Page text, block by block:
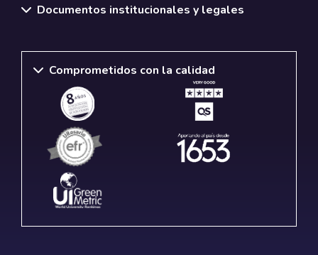
Documentos institucionales y legales
Comprometidos con la calidad